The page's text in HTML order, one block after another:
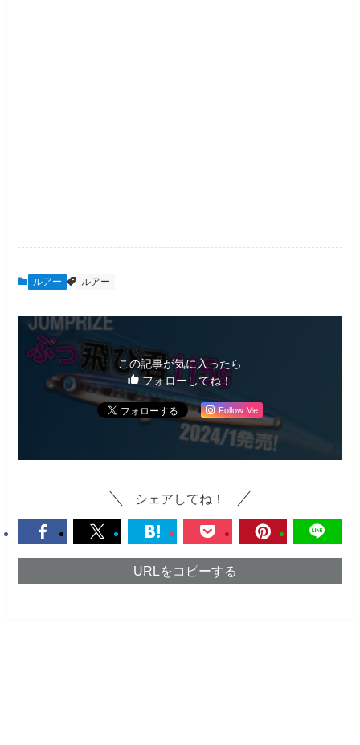
ルアー ルアー
この記事が気に入ったら
フォローしてね！
Follow Me
シェアしてね！
URLをコピーする